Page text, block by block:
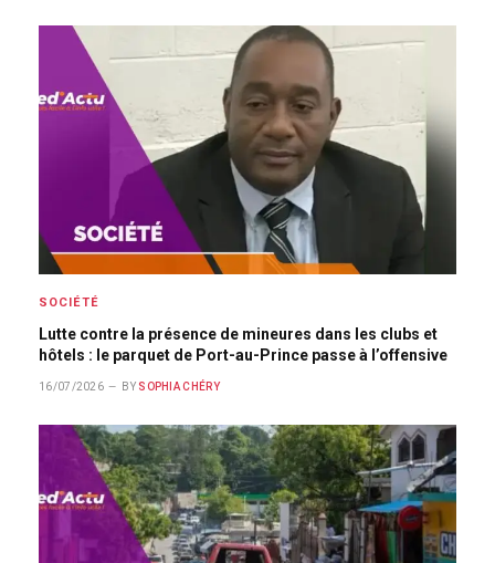
SOCIÉTÉ
Lutte contre la présence de mineures dans les clubs et
hôtels : le parquet de Port-au-Prince passe à l’offensive
16/07/2026 BY SOPHIA CHÉRY